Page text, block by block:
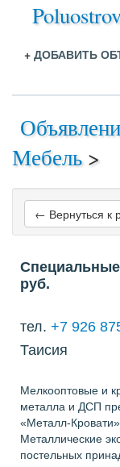
+ ДОБАВИТЬ
Мебель>
← Вернуться к
Специальные
руб.
тел. +7 926
Таисия
Мелкооптовые и
металла и ДСП
«Металл-
Металлические
постельных